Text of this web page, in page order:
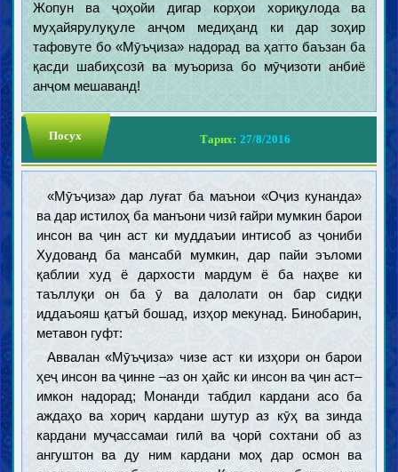
Жопун ва ҷоҳойи дигар корҳои хориқулода ва
муҳайярулуқуле анҷом медиҳанд ки дар зоҳир
тафовуте бо «Мӯъҷиза» надорад ва ҳатто баъзан ба
қасди шабиҳсозӣ ва муъориза бо мӯҷизоти анбиё
анҷом мешаванд!
Посух Тарих: 27/8/2016
«Мӯъҷиза» дар луғат ба маънои «Оҷиз кунанда»
ва дар истилоҳ ба манъони чизӣ ғайри мумкин барои
инсон ва ҷин аст ки муддаъии интисоб аз ҷониби
Худованд ба мансабӣ мумкин, дар пайи эъломи
қаблии худ ё дархости мардум ё ба наҳве ки
таъллуқи он ба ӯ ва далолати он бар сидқи
иддаъояш қатъӣ бошад, изҳор мекунад. Бинобарин,
метавон гуфт:
Аввалан «Мӯъҷиза» чизе аст ки изҳори он барои
ҳеҷ инсон ва ҷинне –аз он ҳайс ки инсон ва ҷин аст–
имкон надорад; Монанди табдил кардани асо ба
аждаҳо ва хориҷ кардани шутур аз кӯҳ ва зинда
кардани муҷассамаи гилӣ ва ҷорӣ сохтани об аз
ангуштон ва ду ним кардани моҳ дар осмон ва